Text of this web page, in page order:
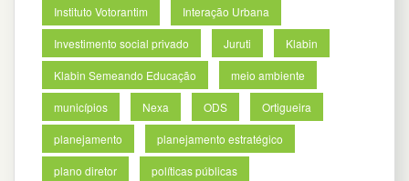
Instituto Votorantim Interação Urbana
Investimento social privado Juruti Klabin
Klabin Semeando Educação meio ambiente
municípios Nexa ODS Ortigueira
planejamento planejamento estratégico
plano diretor políticas públicas